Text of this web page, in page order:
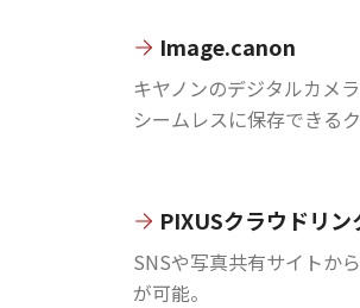
Image.canon
キヤノンのデジタルカメ
シームレスに保存できる
PIXUSクラウドリン
SNSや写真共有サイトか
が可能。